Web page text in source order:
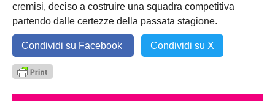
cremisi, deciso a costruire una squadra competitiva
partendo dalle certezze della passata stagione.
Condividi su Facebook Condividi su X